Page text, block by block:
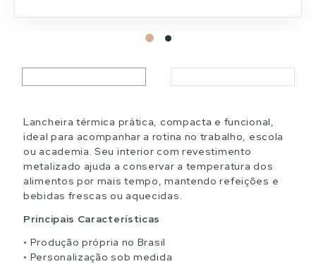
Lancheira térmica prática, compacta e funcional,
ideal para acompanhar a rotina no trabalho, escola
ou academia. Seu interior com revestimento
metalizado ajuda a conservar a temperatura dos
alimentos por mais tempo, mantendo refeições e
bebidas frescas ou aquecidas.
Principais Características
Produção própria no Brasil
Personalização sob medida